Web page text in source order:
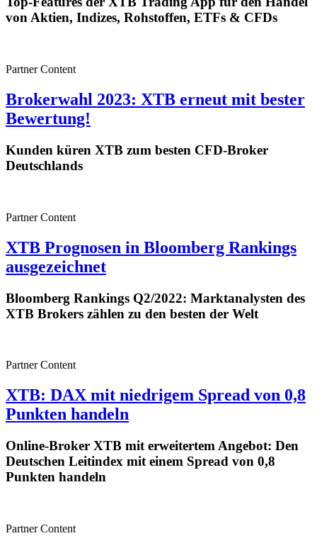
von Aktien, Indizes, Rohstoffen, ETFs & CFDs
Partner Content
Brokerwahl 2023: XTB erneut mit bester
Bewertung!
Kunden küren XTB zum besten CFD-Broker
Deutschlands
Partner Content
XTB Prognosen in Bloomberg Rankings
ausgezeichnet
Bloomberg Rankings Q2/2022: Marktanalysten des
XTB Brokers zählen zu den besten der Welt
Partner Content
XTB: DAX mit niedrigem Spread von 0,8
Punkten handeln
Online-Broker XTB mit erweitertem Angebot: Den
Deutschen Leitindex mit einem Spread von 0,8
Punkten handeln
Partner Content